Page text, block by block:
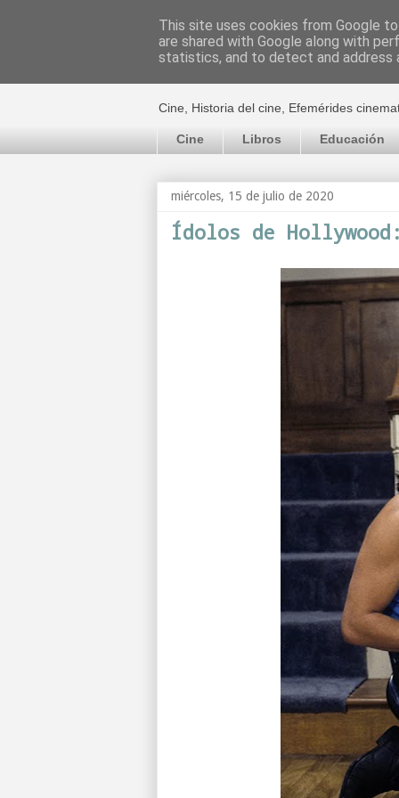
El cultural
Cine, Historia del cine, Efemérides
Cine Libros Educación
miércoles, 15 de julio de 2020
Ídolos de
This site uses cookies from Google
are shared with Google along with
statistics, and to detect and address